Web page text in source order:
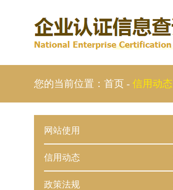
您的当前位置： 首页- 信用动态
网站使用
信用动态
政策法规